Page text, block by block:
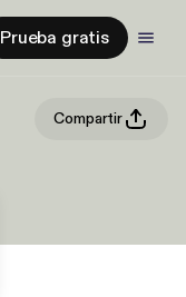
Prueba gratis
Compartir